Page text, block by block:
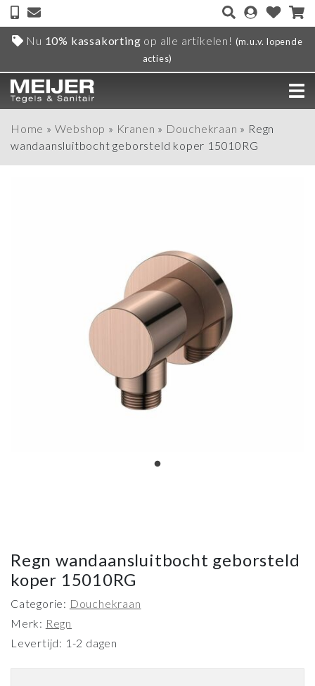
Nu 10% kassakorting op alle artikelen! (m.u.v. lopende
acties)
Home » Webshop » Kranen » Douchekraan » Regn
wandaansluitbocht geborsteld koper 15010RG
Regn wandaansluitbocht geborsteld
koper 15010RG
Categorie: Douchekraan
Merk: Regn
Levertijd: 1-2 dagen